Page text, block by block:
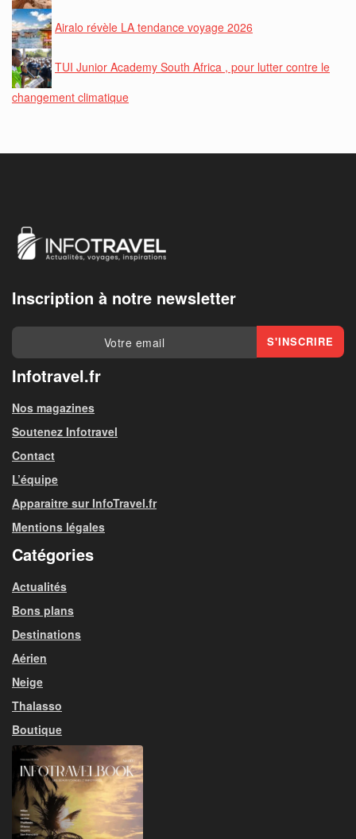
Airalo révèle LA tendance voyage 2026
TUI Junior Academy South Africa , pour lutter contre le
changement climatique
Inscription à notre newsletter
Infotravel.fr
Nos magazines
Soutenez Infotravel
Contact
L’équipe
Apparaitre sur InfoTravel.fr
Mentions légales
Catégories
Actualités
Bons plans
Destinations
Aérien
Neige
Thalasso
Boutique